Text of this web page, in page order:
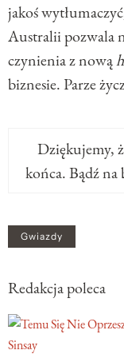
jakoś
Australii pozwala
czynienia z nową
biznesie. Parze
Dziękujemy,
końca. Bądź na
Gwiazdy
Redakcja poleca
Sinsay